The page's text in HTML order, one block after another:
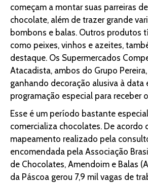
começam a montar suas parreiras
chocolate, além de trazer grande
bombons e balas. Outros produtos
como peixes, vinhos e azeites,
destaque. Os Supermercados
Atacadista, ambos do Grupo
ganhando decoração alusiva à data
programação especial para receber
Esse é um período bastante
comercializa chocolates. De acordo
mapeamento realizado pela
encomendada pela Associação
de Chocolates, Amendoim e Balas
da Páscoa gerou 7,9 mil vagas de